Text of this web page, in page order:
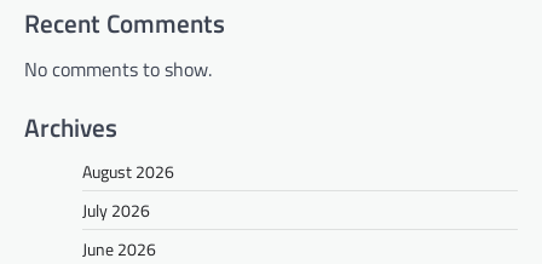
Recent Comments
No comments to show.
Archives
August 2026
July 2026
June 2026